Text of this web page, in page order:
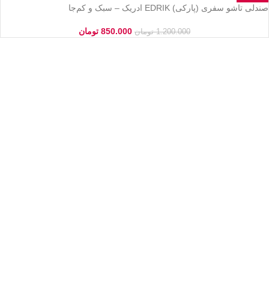
صندلی تاشو سفری (پارکی) EDRIK ادریک – سبک و کم‌جا
1.200.000 تومان 850.000 تومان